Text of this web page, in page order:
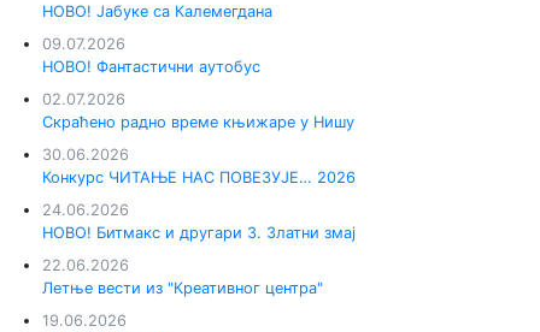
НОВО! Јабуке са Калемегдана
09.07.2026
НОВО! Фантастични аутобус
02.07.2026
Скраћено радно време књижаре у Нишу
30.06.2026
Конкурс ЧИТАЊЕ НАС ПОВЕЗУЈЕ… 2026
24.06.2026
НОВО! Битмакс и другари 3. Златни змај
22.06.2026
Летње вести из "Креативног центра"
19.06.2026